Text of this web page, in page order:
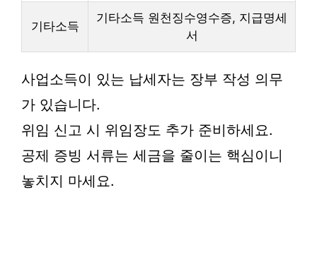
기타소득
기타소득 원천징수영수증, 지급명세
서
사업소득이 있는 납세자는 장부 작성 의무
가 있습니다.
위임 신고 시 위임장도 추가 준비하세요.
공제 증빙 서류는 세금을 줄이는 핵심이니
놓치지 마세요.